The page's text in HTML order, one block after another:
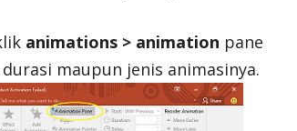
animations > animation pane
maupun jenis animasinya.